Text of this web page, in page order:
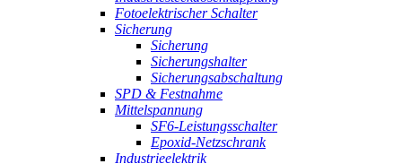
Fotoelektrischer Schalter
Sicherung
Sicherung
Sicherungshalter
Sicherungsabschaltung
SPD & Festnahme
Mittelspannung
SF6-Leistungsschalter
Epoxid-Netzschrank
Industrieelektrik